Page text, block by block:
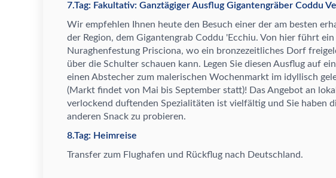
7.Tag: Fakultativ: Ganztägiger Ausflug Gigantengräber Coddu
Wir empfehlen Ihnen heute den Besuch einer der am besten
der Region, dem Gigantengrab Coddu 'Ecchiu. Von hier führt ein
Nuraghenfestung Prisciona, wo ein bronzezeitliches Dorf
über die Schulter schauen kann. Legen Sie diesen Ausflug auf
einen Abstecher zum malerischen Wochenmarkt im idyllisch
(Markt findet von Mai bis September statt)! Das Angebot an
verlockend duftenden Spezialitäten ist vielfä ltig und Sie haben
anderen Snack zu probieren.
8.Tag: Heimreise
Transfer zum Flughafen und Rückflug nach Deutschland.